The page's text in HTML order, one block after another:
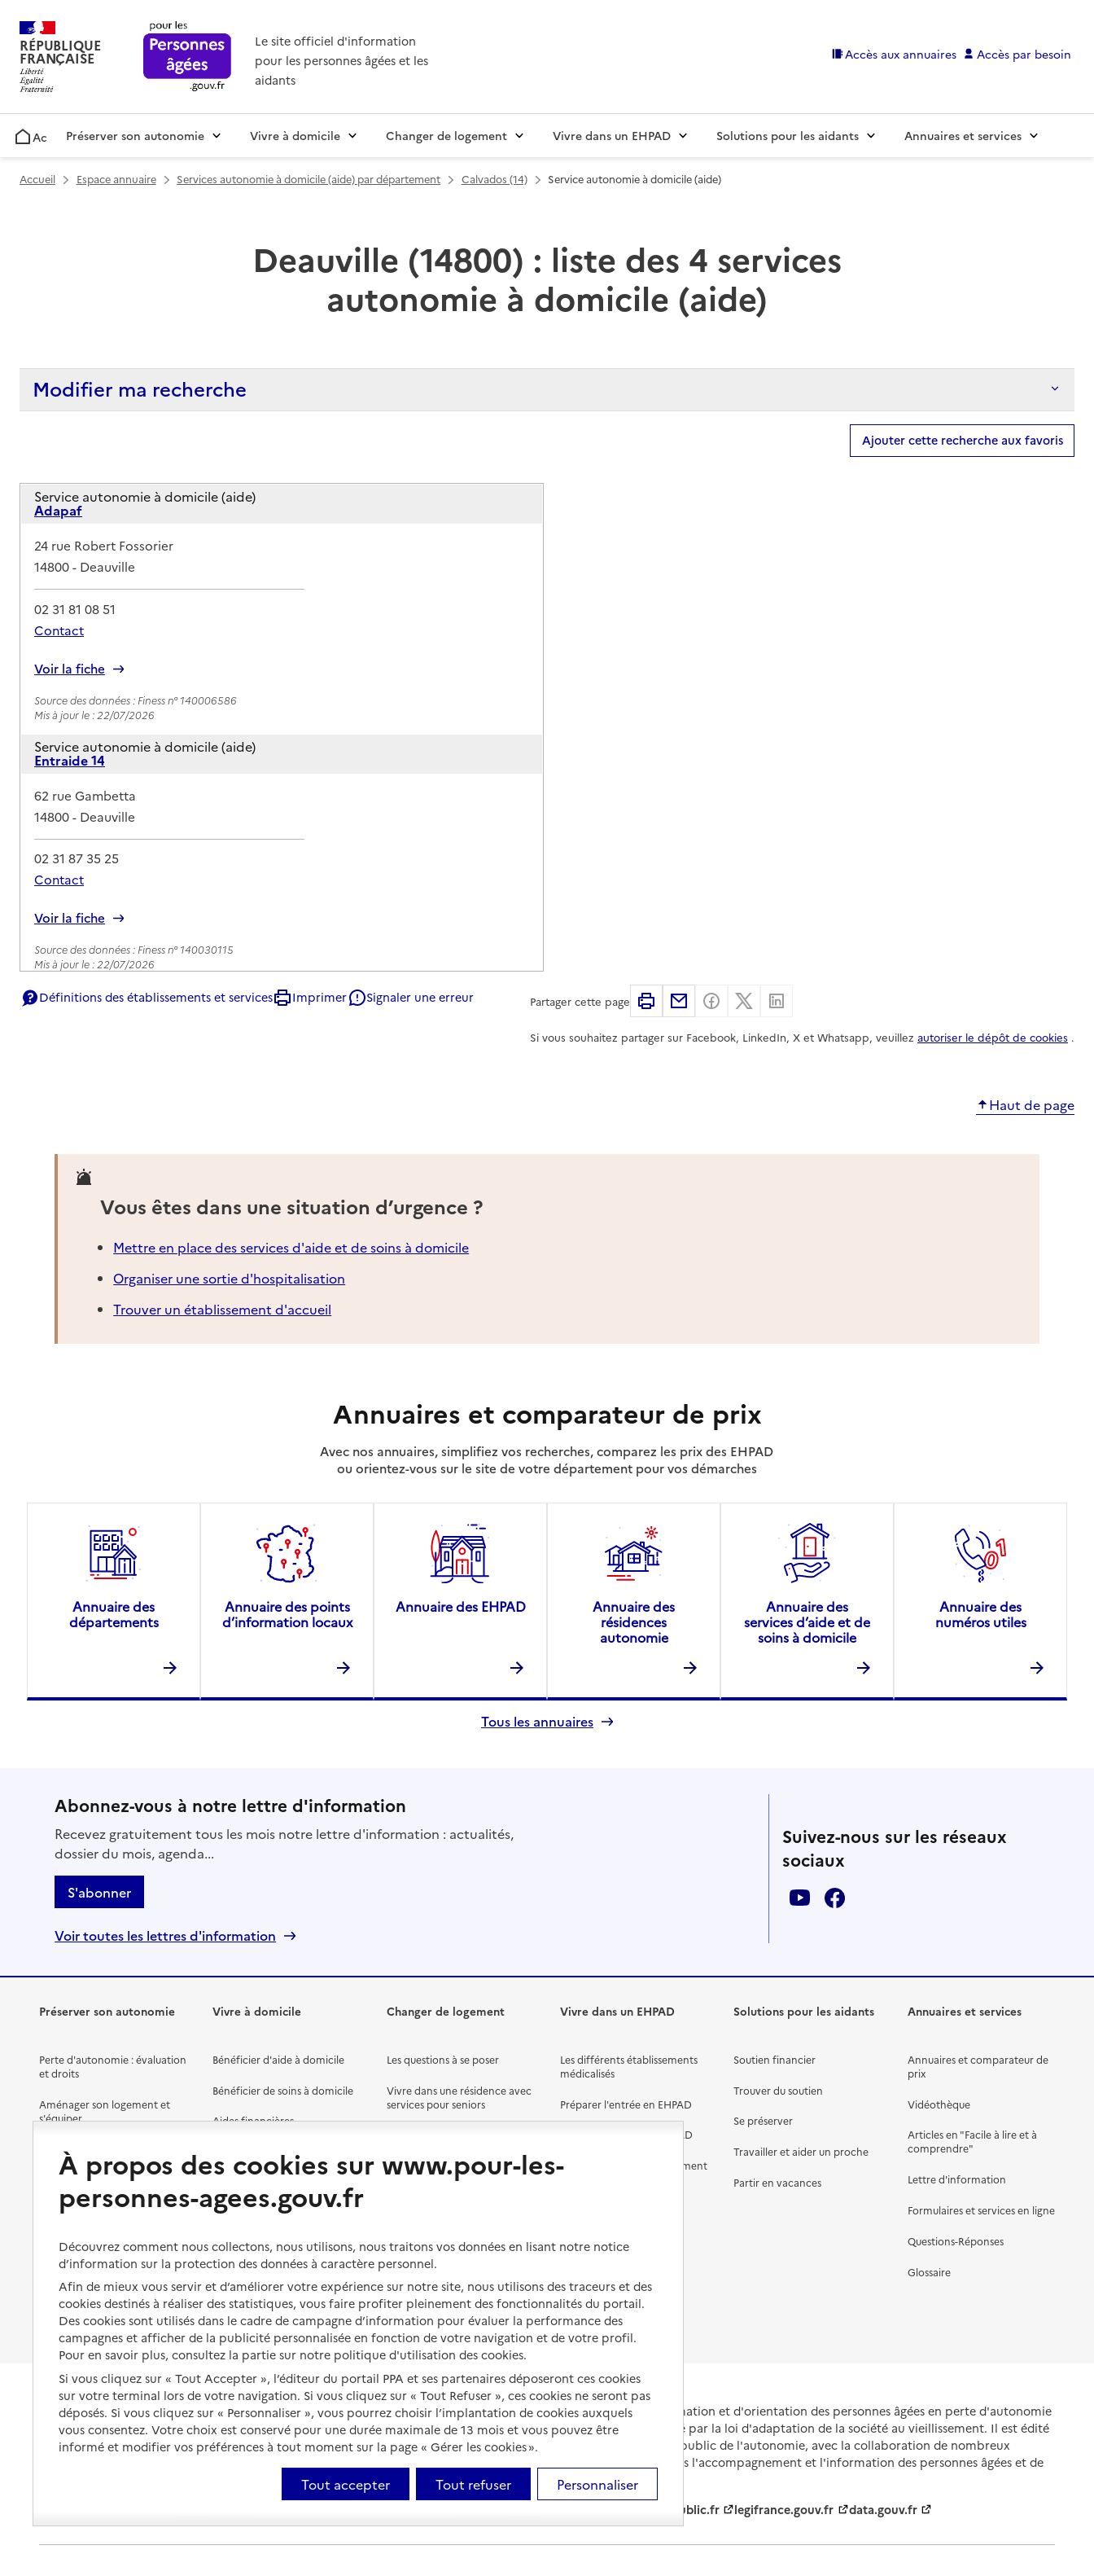
RÉPUBLIQUE
FRANÇAISE
Le site officiel d'information
pour les personnes âgées et les
aidants
Accès aux annuaires Accès par besoin
AccueilPréserver son autonomie Vivre à domicile Changer de logement Vivre dans un EHPAD Solutions pour les aidants Annuaires et services
Accueil Espace annuaire Services autonomie à domicile (aide) par département Calvados (14) Service autonomie à domicile (aide)
Deauville (14800) : liste des 4 services
autonomie à domicile (aide)
Modifier ma recherche
Ajouter cette recherche aux favoris
Service autonomie à domicile (aide)
Adapaf
Adresse
24 rue Robert Fossorier
14800- Deauville
02 31 81 08 51
Contact
Voir la fiche
Source des données : Finess n° 140006586
Mis à jour le : 22/07/2026
Service autonomie à domicile (aide)
Entraide 14
Adresse
62 rue Gambetta
14800- Deauville
02 31 87 35 25
Contact
Voir la fiche
Source des données : Finess n° 140030115
Mis à jour le : 22/07/2026
Service autonomie à domicile (aide)
Services Aide et sourire
Rapport HAS
Voir la fiche
Source des données : Finess n° 140029034
Mis à jour le : 22/07/2026
Service autonomie à domicile (aide)
Services de la Villa Beau Soleil
Deauville
Définitions des établissements et services Imprimer Signaler une erreur Partager cette page ImprimerPartager par email
Partager sur Facebook
Partager sur X
Si vous souhaitez partager sur Facebook, LinkedIn, X et Whatsapp, veuillez autoriser le dépôt de cookies .
Haut de page
Vous êtes dans une situation d’urgence ?
Mettre en place des services d'aide et de soins à domicile
Organiser une sortie d'hospitalisation
Trouver un établissement d'accueil
Annuaires et comparateur de prix
Avec nos annuaires, simplifiez vos recherches, comparez les prix des EHPAD
ou orientez-vous sur le site de votre département pour vos démarches
Annuaire des
départements
Annuaire des points
d’information locaux
Annuaire des EHPAD
Annuaire des
résidences
autonomie
Annuaire des
services d’aide et de
soins à domicile
Annuaire des
numéros utiles
Tous les annuaires
Abonnez-vous à notre lettre d'information
Recevez gratuitement tous les mois notre lettre d'information : actualités,
dossier du mois, agenda...
S'abonner
Voir toutes les lettres d'information
Suivez-nous sur les réseaux
sociaux
Préserver son autonomie
Perte d'autonomie : évaluation
et droits
Aménager son logement et
s'équiper
Préserver son autonomie et sa
santé
Organiser à l'avance sa propre
protection
Les obligations de la famille
À qui s’adresser ?
Les politiques du grand âge
Vivre à domicile
Bénéficier d'aide à domicile
Bénéficier de soins à domicile
Aides financières
Vivre à domicile avec une
Être hospitalisé
Fin de vie à domicile
Changer de logement
Les questions à se poser
Vivre dans une résidence avec
services pour seniors
Vivre en accueil familial
Vivre dans un EHPAD
Les différents établissements
médicalisés
Préparer l'entrée en EHPAD
Aides financières en EHPAD
Prévention, accompagnement
Droits en EHPAD
Fin de vie en EHPAD
Solutions pour les aidants
Soutien financier
Trouver du soutien
Se préserver
Travailler et aider un proche
Partir en vacances
Annuaires et services
Annuaires et comparateur de
prix
Vidéothèque
Articles en "Facile à lire et à
comprendre"
Lettre d'information
Formulaires et services en ligne
Questions-Réponses
Glossaire
Portail national d'information et d'orientation des personnes âgées en perte d'autonomie
et de leurs proches, créé par la loi d'adaptation de la société au vieillissement. Il est édité
et animé par le Service public de l'autonomie, avec la collaboration de nombreux
partenaires engagés dans l'accompagnement et l'information des personnes âgées et de
leurs aidants.
service-public.fr legifrance.gouv.fr data.gouv.fr
À propos des cookies sur www.pour-les-
personnes-agees.gouv.fr
Découvrez comment nous collectons, nous utilisons, nous traitons vos données en lisant notre notice
d’information sur la protection des données à caractère personnel.
Afin de mieux vous servir et d’améliorer votre expérience sur notre site, nous utilisons des traceurs et des
cookies destinés à réaliser des statistiques, vous faire profiter pleinement des fonctionnalités du portail.
Des cookies sont utilisés dans le cadre de campagne d’information pour évaluer la performance des
campagnes et afficher de la publicité personnalisée en fonction de votre navigation et de votre profil.
Pour en savoir plus, consultez la partie sur notre politique d'utilisation des cookies.
Si vous cliquez sur « Tout Accepter », l’éditeur du portail PPA et ses partenaires déposeront ces cookies
sur votre terminal lors de votre navigation. Si vous cliquez sur « Tout Refuser », ces cookies ne seront pas
déposés. Si vous cliquez sur « Personnaliser », vous pourrez choisir l’implantation de cookies auxquels
vous consentez. Votre choix est conservé pour une durée maximale de 13 mois et vous pouvez être
informé et modifier vos préférences à tout moment sur la page « Gérer les cookies ».
Tout accepter Tout refuser Personnaliser